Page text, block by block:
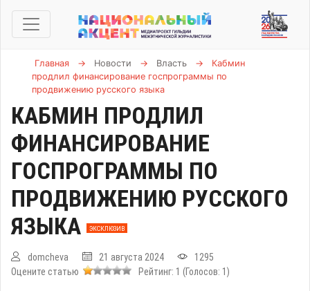
Главная → Новости → Власть →
Кабмин
продлил финансирование госпрограммы по
продвижению русского языка
КАБМИН ПРОДЛИЛ
ФИНАНСИРОВАНИЕ
ГОСПРОГРАММЫ ПО
ПРОДВИЖЕНИЮ РУССКОГО
ЯЗЫКА
ЭКСКЛЮЗИВ
domcheva 21 августа 2024
1295
Оцените статью
Рейтинг: 1 (Голосов: 1 )